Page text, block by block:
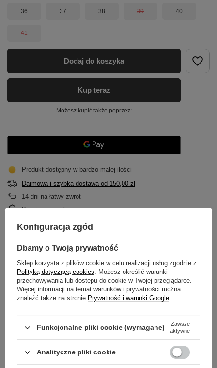
36 37 38 39 40
41
Dodaj do koszyka
Kup teraz
Możesz kupić także poprzez:
Produkt dostępny w bardzo małej ilości
Darmowa i szybka dostawa od 150,00 zł
14 dni na łatwy zwrot
Bezpieczne zakupy
OPIS
GŁÓWNE PARAMETRY
SZCZEGÓŁOWE DANE
Konfiguracja zgód
Dbamy o Twoją prywatność
Sklep korzysta z plików cookie w celu realizacji usług zgodnie z
Polityką dotyczącą cookies. Możesz określić warunki
przechowywania lub dostępu do cookie w Twojej przeglądarce.
Więcej informacji na temat warunków i prywatności można
znaleźć także na stronie Prywatność i warunki Google.
Funkcjonalne pliki cookie (wymagane)
Zawsze
aktywne
Analityczne pliki cookie